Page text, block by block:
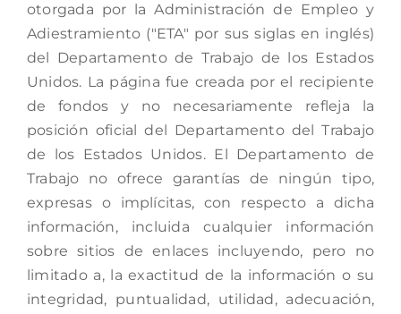
otorgada por la Administración de Empleo y
Adiestramiento ("ETA" por sus siglas en inglés)
del Departamento de Trabajo de los Estados
Unidos. La página fue creada por el recipiente
de fondos y no necesariamente refleja la
posición oficial del Departamento del Trabajo
de los Estados Unidos. El Departamento de
Trabajo no ofrece garantías de ningún tipo,
expresas o implícitas, con respecto a dicha
información, incluida cualquier información
sobre sitios de enlaces incluyendo, pero no
limitado a, la exactitud de la información o su
integridad, puntualidad, utilidad, adecuación,